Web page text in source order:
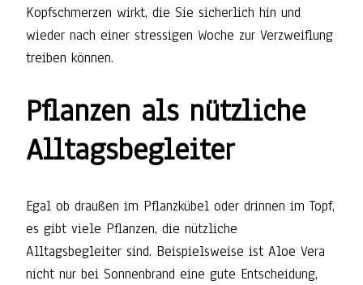
Kopfschmerzen wirkt, die Sie sicherlich hin und
wieder nach einer stressigen Woche zur Verzweiflung
treiben können.
Pflanzen als nützliche
Alltagsbegleiter
Egal ob draußen im Pflanzkübel oder drinnen im Topf,
es gibt viele Pflanzen, die nützliche
Alltagsbegleiter sind. Beispielsweise ist Aloe Vera
nicht nur bei Sonnenbrand eine gute Entscheidung,